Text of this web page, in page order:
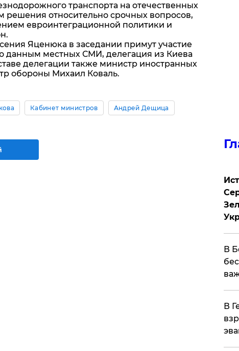
транспорта на отечественных
относительно срочных вопросов,
евроинтеграционной политики и
Яценюка в заседании примут участие
данным местных СМИ, делегация из Киева
делегации также министр иностранных
обороны Михаил Коваль.
Кабинет министров Андрей Дещица
В
В